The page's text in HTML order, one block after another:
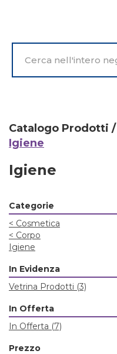
principale
Prodotto
Catalogo Prodotti /
Igiene
Igiene
Categorie
< Cosmetica
< Corpo
Igiene
In Evidenza
Vetrina Prodotti (3)
In Offerta
In Offerta (7)
Prezzo